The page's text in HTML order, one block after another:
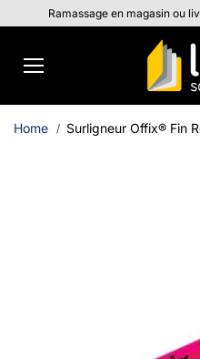
Aller au
contenu
Ramassage en magasin ou
Home Surligneur Offix® Fin